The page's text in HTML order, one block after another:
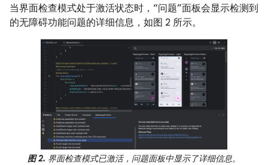
当界面检查模式处于激活状态时，“问题”面板会显示检测到
的无障碍功能问题的详细信息，如图 2 所示。
图 2. 界面检查模式已激活，问题面板中显示了详细信息。